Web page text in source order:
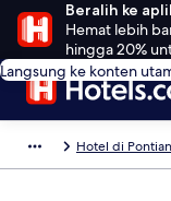
Beralih ke
Hemat lebih
hingga 20%
Langsung ke konten
Hotel di